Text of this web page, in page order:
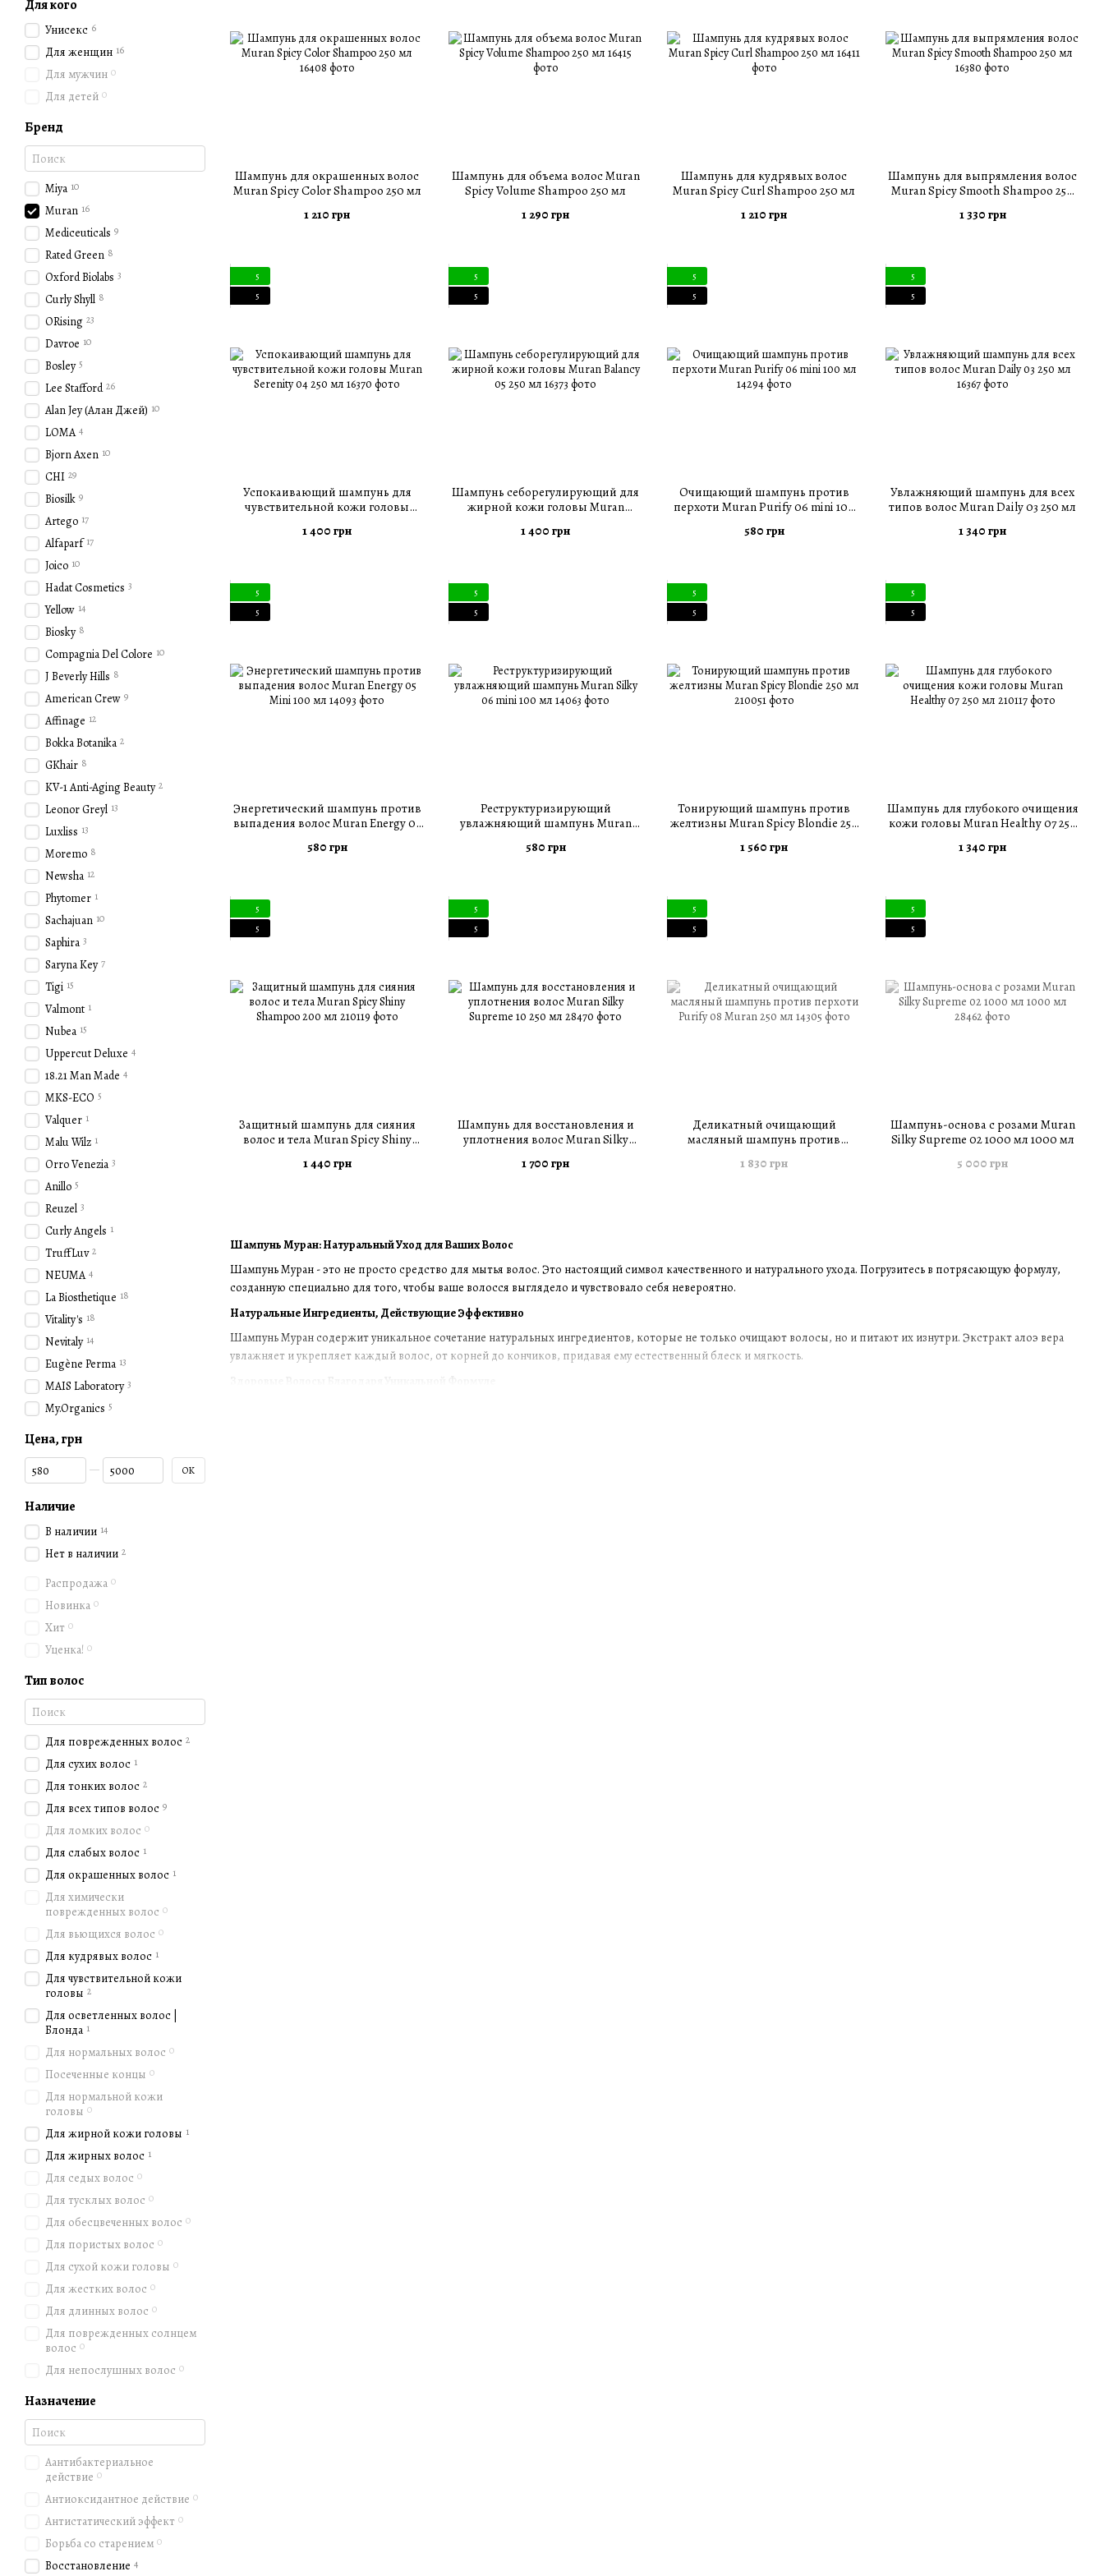
Шампунь Муран: Натуральный Уход для Ваших Волос
Шампунь Муран - это не просто средство для мытья волос. Это настоящий символ качественного и натурального ухода. Погрузитесь в потрясающую формулу,
созданную специально для того, чтобы ваше волосся выглядело и чувствовало себя невероятно.
Натуральные Ингредиенты, Действующие Эффективно
Шампунь Муран содержит уникальное сочетание натуральных ингредиентов, которые не только очищают волосы, но и питают их изнутри. Экстракт алоэ вера
увлажняет и укрепляет каждый волос, от корней до кончиков, придавая ему естественный блеск и мягкость.
Шампунь для окрашенных волос
Muran Spicy Color Shampoo 250 мл
1 210 грн
Шампунь для объема волос Muran
Spicy Volume Shampoo 250 мл
1 290 грн
Шампунь для кудрявых волос
Muran Spicy Curl Shampoo 250 мл
1 210 грн
Шампунь для выпрямления волос
Muran Spicy Smooth Shampoo 250
1 330 грн
5
5
Успокаивающий шампунь для
чувствительной кожи головы
1 400 грн
5
5
Шампунь себорегулирующий для
жирной кожи головы Muran
1 400 грн
5
5
Очищающий шампунь против
перхоти Muran Purify 06 mini 100
580 грн
5
5
Увлажняющий шампунь для всех
типов волос Muran Daily 03 250 мл
1 340 грн
5
5
Энергетический шампунь против
выпадения волос Muran Energy 05
580 грн
5
5
Реструктуризирующий
увлажняющий шампунь Muran
580 грн
5
5
Тонирующий шампунь против
желтизны Muran Spicy Blondie 250
1 560 грн
5
5
Шампунь для глубокого очищения
кожи головы Muran Healthy 07 250
1 340 грн
5
5
Защитный шампунь для сияния
волос и тела Muran Spicy Shiny
1 440 грн
5
5
Шампунь для восстановления и
уплотнения волос Muran Silky
1 700 грн
5
5
Деликатный очищающий
масляный шампунь против
1 830 грн
5
5
Шампунь-основа с розами Muran
Silky Supreme 02 1000 мл 1000 мл
5 000 грн
Для кого
Унисекс 6
Для женщин 16
Для мужчин 0
Для детей 0
Бренд
Miya 10
Muran 16
Mediceuticals 9
Rated Green 8
Oxford Biolabs 3
Curly Shyll 8
ORising 23
Davroe 10
Bosley 5
Lee Stafford 26
Alan Jey (Алан Джей) 10
LOMA 4
Bjorn Axen 10
CHI 29
Biosilk 9
Artego 17
Alfaparf 17
Joico 10
Hadat Cosmetics 3
Yellow 14
Biosky 8
Compagnia Del Colore 10
J Beverly Hills 8
American Crew 9
Affinage 12
Bokka Botanika 2
GKhair 8
KV-1 Anti-Aging Beauty 2
Leonor Greyl 13
Luxliss 13
Moremo 8
Newsha 12
Phytomer 1
Sachajuan 10
Saphira 3
Saryna Key 7
Tigi 15
Valmont 1
Nubea 15
Uppercut Deluxe 4
18.21 Man Made 4
MKS-ECO 5
Valquer 1
Malu Wilz 1
Orro Venezia 3
Anillo 5
Reuzel 3
Curly Angels 1
TruffLuv 2
NEUMA 4
La Biosthetique 18
Vitality's 18
Nevitaly 14
Eugène Perma 13
MAIS Laboratory 3
My.Organics 5
Цена, грн
От Цена, грн
До Цена, грн OK
Наличие
В наличии 14
Нет в наличии 2
Распродажа 0
Новинка 0
Хит 0
Уценка! 0
Тип волос
Для поврежденных волос 2
Для сухих волос 1
Для тонких волос 2
Для всех типов волос 9
Для ломких волос 0
Для слабых волос 1
Для окрашенных волос 1
Для химически
поврежденных волос 0
Для вьющихся волос 0
Для кудрявых волос 1
Для чувствительной кожи
головы 2
Для осветленных волос |
Блонда 1
Для нормальных волос 0
Посеченные концы 0
Для нормальной кожи
головы 0
Для жирной кожи головы 1
Для жирных волос 1
Для седых волос 0
Для тусклых волос 0
Для обесцвеченных волос 0
Для пористых волос 0
Для сухой кожи головы 0
Для жестких волос 0
Для длинных волос 0
Для поврежденных солнцем
волос 0
Для непослушных волос 0
Назначение
Аантибактериальное
действие 0
Антиоксидантное действие 0
Антистатический эффект 0
Борьба со старением 0
Восстановление 4